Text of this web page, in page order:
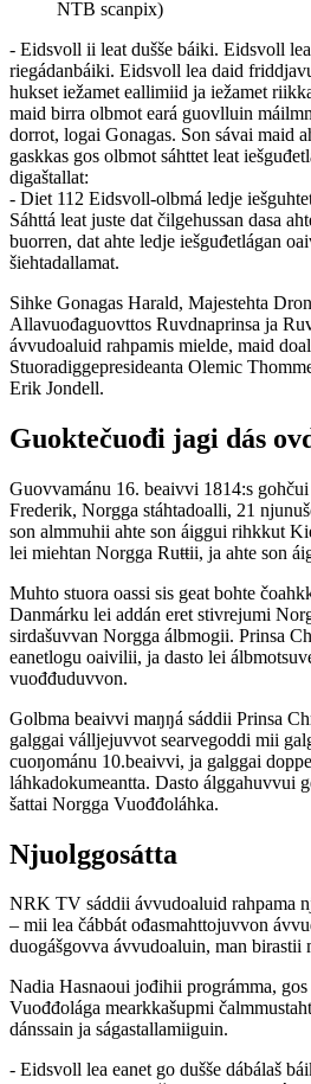
NTB scanpix)
- Eidsvoll ii leat dušše báiki. Eidsvoll
riegádanbáiki. Eidsvoll lea daid
hukset iežamet eallimiid ja iežamet
maid birra olbmot eará guovlluin
dorrot, logai Gonagas. Son sávai maid
gaskkas gos olbmot sáhttet leat
digaštallat:
- Diet 112 Eidsvoll-olbmá ledje
Sáhttá leat juste dat čilgehussan dasa
buorren, dat ahte ledje iešguđetlágan
šiehtadallamat.
Sihke Gonagas Harald, Majestehta
Allavuođaguovttos Ruvdnaprinsa ja
ávvudoaluid rahpamis mielde, maid
Stuoradiggepresideanta Olemic
Erik Jondell.
Guoktečuođi jagi dás
Guovvamánu 16. beaivvi 1814:s
Frederik, Norgga stáhtadoalli, 21
son almmuhii ahte son áiggui rihkkut
lei miehtan Norgga Ruŧŧii, ja ahte son
Muhto stuora oassi sis geat bohte
Danmárku lei addán eret stivrejumi
sirdašuvvan Norgga álbmogii. Prinsa
eanetlogu oaivilii, ja dasto lei
vuođđuduvvon.
Golbma beaivvi maŋŋá sáddii Prinsa
galggai válljejuvvot searvegoddi mii
cuoŋománu 10.beaivvi, ja galggai
láhkadokumeantta. Dasto álggahuvvui
šattai Norgga Vuođđoláhka.
Njuolggosátta
NRK TV sáddii ávvudoaluid rahpama
– mii lea čábbát ođasmahttojuvvon
duogášgovva ávvudoaluin, man birastii
Nadia Hasnaoui jođihii prográmma,
Vuođđolága mearkkašupmi
dánssain ja ságastallamiiguin.
- Eidsvoll lea eanet go dušše dábálaš